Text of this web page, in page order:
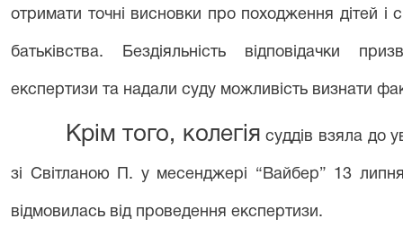
отримати точні висновки про походження дітей
батьківства. Бездіяльність відповідачки
експертизи та надали суду можливість визнати
Крім того, колегія суддів взяла до
зі Світланою П. у месенджері “Вайбер” 13
відмовилась від проведення експертизи.